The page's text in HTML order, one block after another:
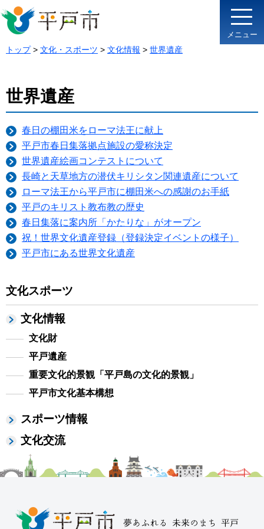
メニュー
トップ> 文化・スポーツ > 文化情報 > 世界遺産
文化スポーツ
文化情報
文化財
平戸遺産
重要文化的景観「平戸島の文化的景観」
平戸市文化基本構想
スポーツ情報
文化交流
世界遺産
春日の棚田米をローマ法王に献上
平戸市春日集落拠点施設の愛称決定
世界遺産絵画コンテストについて
長崎と天草地方の潜伏キリシタン関連遺産について
ローマ法王から平戸市に棚田米への感謝のお手紙
平戸のキリスト教布教の歴史
春日集落に案内所「かたりな」がオープン
祝！世界文化遺産登録（登録決定イベントの様子）
平戸市にある世界文化遺産